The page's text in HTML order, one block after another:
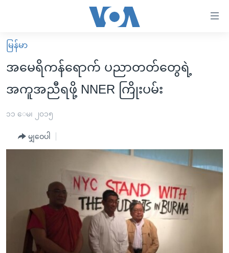
လွယ်ကူ
စေ
များ
အကြောင်းအရာ
မူလစာမျက်နှာ
မြန်မာ
ကမ္ဘာ့သတင်းများ
ရပ်ဝန်းတခု လမ်းတခု အလွန်
အမေရိကန်သုံးအီဒီယံ
မကြေးမုံရဲ့ အင်္ဂလိပ်စာ
ရုပ်ရှင်ထဲက အင်္ဂလိပ်စာ
သုတပဒေသာ အင်္ဂလိပ်စာ
အပတ်စဉ်ကဏ္ဍများ
တီဗွီ
ရေဒီယိုနှင့်ရုပ်သံ အချက်အလက်များ
ရေဒီယို/တီဗွီအစီအစဉ်
Learning English
မြန်မာ
အမေရိကန်ရောက် ပညာတတ်တွေရဲ့
အကူအညီရဖို့ NNER ကြိုးပမ်း
၁၁ ေမ၊ ၂၀၁၅
မျှဝေပါ